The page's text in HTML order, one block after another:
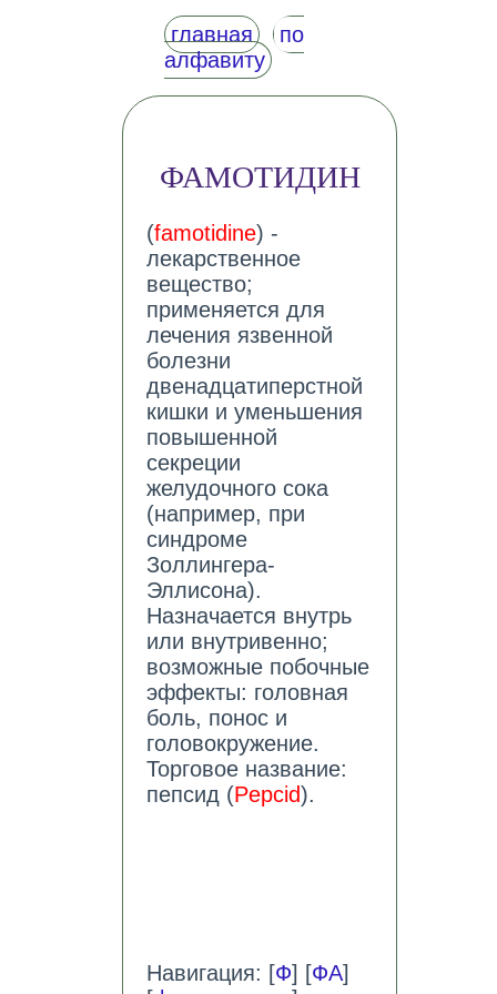
главная
по
алфавиту
ФАМОТИДИН
(famotidine) -
лекарственное
вещество;
применяется для
лечения язвенной
болезни
двенадцатиперстной
кишки и уменьшения
повышенной
секреции
желудочного сока
(например, при
синдроме
Золлингера-
Эллисона).
Назначается внутрь
или внутривенно;
возможные побочные
эффекты: головная
боль, понос и
головокружение.
Торговое название:
пепсид (Pepcid).
Навигация: [Ф] [ФА]